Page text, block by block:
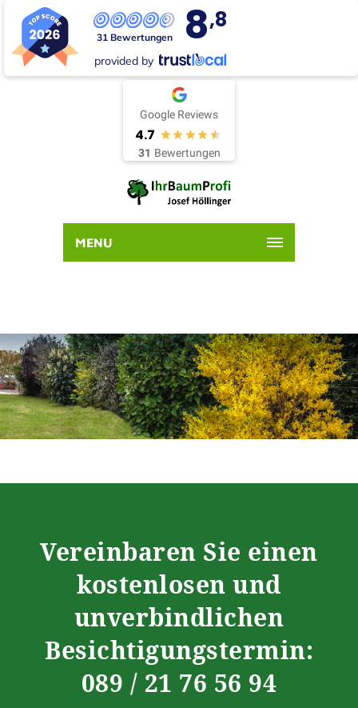
31 Bewertungen 8,8
provided by
Google Reviews
4.7
31 Bewertungen
MENU
Vereinbaren Sie einen
kostenlosen und
unverbindlichen
Besichtigungstermin:
089 / 21 76 56 94